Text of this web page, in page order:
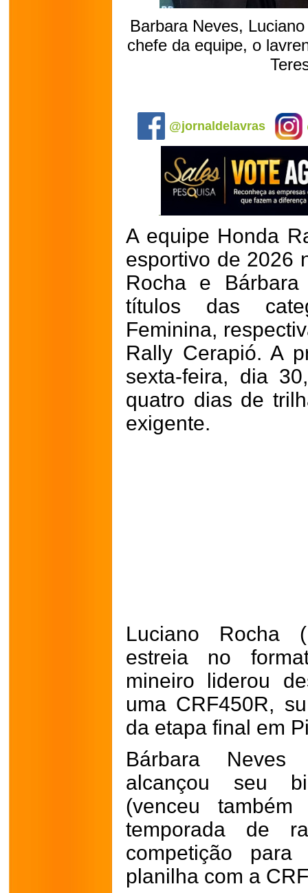
Barbara Neves,
chefe da equipe, o
@jornaldelavras
A equipe Honda
esportivo de 2026
Rocha e
títulos das
Feminina,
Rally Cerapió. A
sexta-feira, dia
quatro dias de
exigente.
Luciano Rocha
estreia no
mineiro liderou
uma CRF450R,
da etapa final em
Bárbara Neves
alcançou seu
(venceu
temporada de
competição
planilha com a